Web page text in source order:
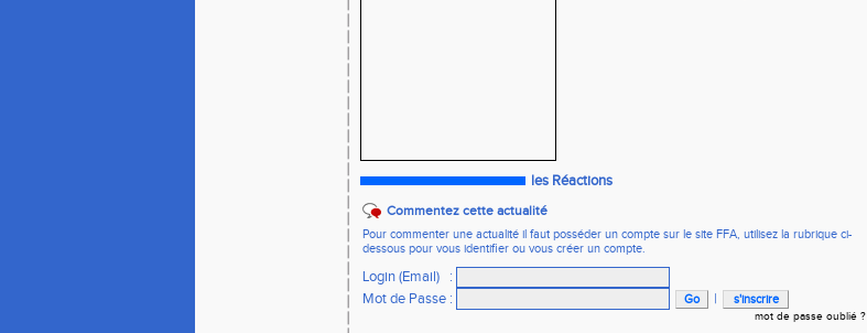
les Réactions
Commentez cette actualité
Pour commenter une actualité il faut posséder un compte sur le site FFA, utilisez la rubrique ci-
dessous pour vous identifier ou vous créer un compte.
Login (Email)
:
Mot de Passe : |
mot de passe oublié ?